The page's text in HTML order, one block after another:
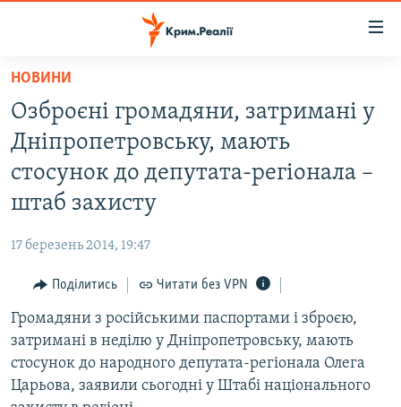
Перейти
основного
матеріалу
до
основної
Перейти
пошуку
НОВИНИ
ВОДА.КРИМ
ВІДЕО ТА ФОТО
ПОЛІТИКА
ПОГЛЯД
ІНТЕРВ'Ю
ВСЕ ЗА ДЕНЬ
СПЕЦПРОЕКТИ
ДЕПОРТАЦІЯ
ЯК ОБІЙТИ БЛОКУВАННЯ
НОВИНИ
Озброєні громадяни, затримані у
Дніпропетровську, мають
стосунок до депутата-регіонала –
штаб захисту
17 березень 2014, 19:47
Поділитись Читати без VPN
Громадяни з російськими паспортами і зброєю,
затримані в неділю у Дніпропетровську, мають
стосунок до народного депутата-регіонала Олега
Царьова, заявили сьогодні у Штабі національного